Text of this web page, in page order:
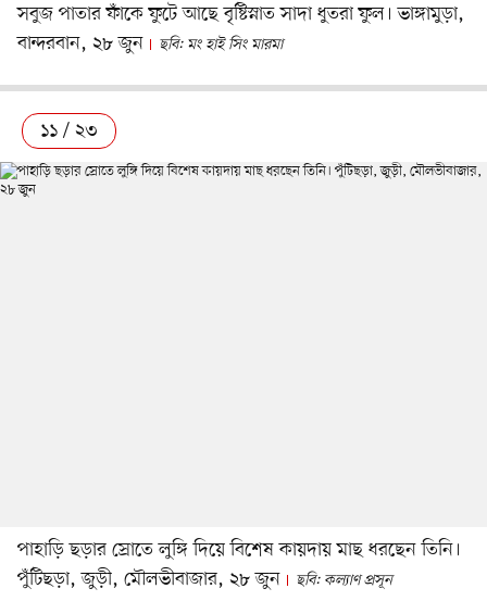
সবুজ পাতার ফাঁকে ফুটে আছে বৃষ্টিস্নাত সাদা ধুতরা ফুল। ভাঙ্গামুড়া,
বান্দরবান, ২৮ জুন
ছবি: মং হাই সিং মারমা
১১ / ২৩
পাহাড়ি ছড়ার স্রোতে লুঙ্গি দিয়ে বিশেষ কায়দায় মাছ ধরছেন তিনি।
পুঁটিছড়া, জুড়ী, মৌলভীবাজার, ২৮ জুন
ছবি: কল্যাণ প্রসূন